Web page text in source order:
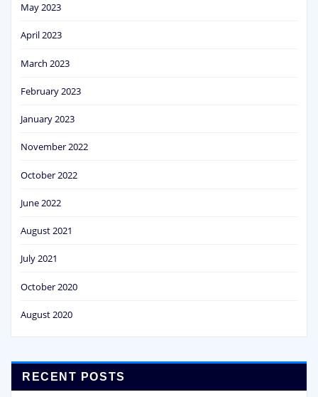
May 2023
April 2023
March 2023
February 2023
January 2023
November 2022
October 2022
June 2022
August 2021
July 2021
October 2020
August 2020
RECENT POSTS